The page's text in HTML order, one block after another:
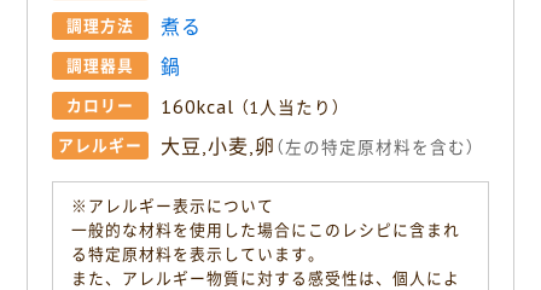
調理方法 煮る
調理器具 鍋
カロリー 160kcal （1人当たり）
アレルギー 大豆,小麦,卵 （左の特定原材料を含む）
※アレルギー表示について
一般的な材料を使用した場合にこのレシピに含まれ
る特定原材料を表示しています。
また、アレルギー物質に対する感受性は、個人によ